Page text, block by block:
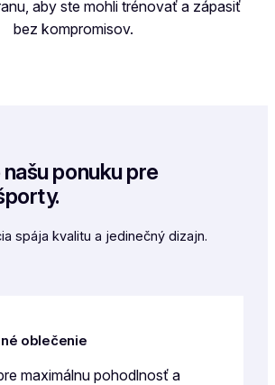
aby ste mohli trénovať a zápasiť
bez kompromisov.
ponuku pre
spája kvalitu a jedinečný dizajn.
oblečenie
maximálnu pohodlnosť a